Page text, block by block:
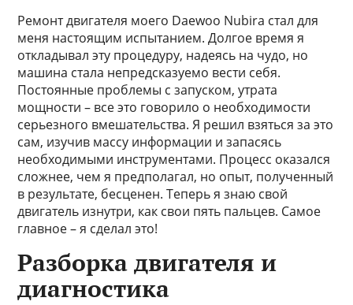
Ремонт двигателя моего Daewoo Nubira стал для
меня настоящим испытанием. Долгое время я
откладывал эту процедуру, надеясь на чудо, но
машина стала непредсказуемо вести себя.
Постоянные проблемы с запуском, утрата
мощности – все это говорило о необходимости
серьезного вмешательства. Я решил взяться за это
сам, изучив массу информации и запасясь
необходимыми инструментами. Процесс оказался
сложнее, чем я предполагал, но опыт, полученный
в результате, бесценен. Теперь я знаю свой
двигатель изнутри, как свои пять пальцев. Самое
главное – я сделал это!
Разборка двигателя и
диагностика